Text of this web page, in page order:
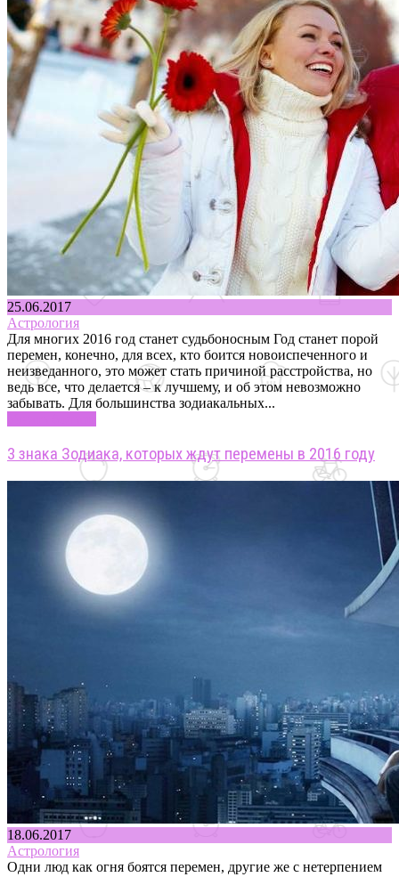
25.06.2017
Астрология
Для многих 2016 год станет судьбоносным Год станет порой
перемен, конечно, для всех, кто боится новоиспеченного и
неизведанного, это может стать причиной расстройства, но
ведь все, что делается – к лучшему, и об этом невозможно
забывать. Для большинства зодиакальных...
3 знака Зодиака, которых ждут перемены в 2016 году
18.06.2017
Астрология
Одни люд как огня боятся перемен, другие же с нетерпением